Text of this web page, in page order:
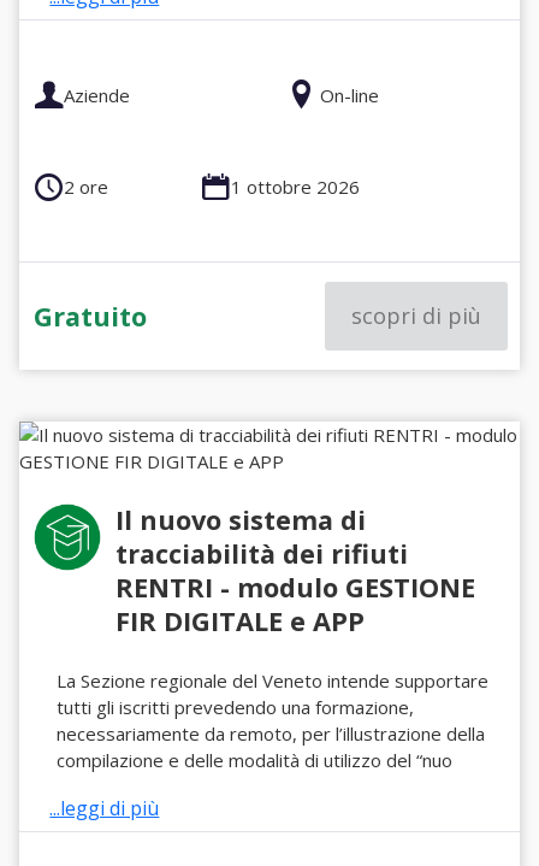
Aziende On-line
2 ore 1 ottobre 2026
Gratuito scopri di più
Il nuovo sistema di
tracciabilità dei rifiuti
RENTRI - modulo GESTIONE
FIR DIGITALE e APP
La Sezione regionale del Veneto intende supportare
tutti gli iscritti prevedendo una formazione,
necessariamente da remoto, per l’illustrazione della
compilazione e delle modalità di utilizzo del “nuo
...leggi di più